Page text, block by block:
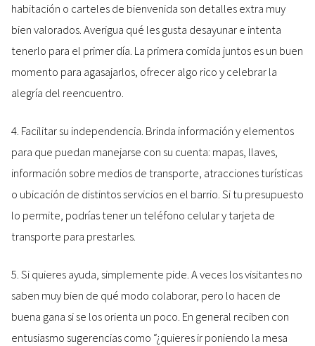
habitación o carteles de bienvenida son detalles extra muy
bien valorados. Averigua qué les gusta desayunar e intenta
tenerlo para el primer día. La primera comida juntos es un buen
momento para agasajarlos, ofrecer algo rico y celebrar la
alegría del reencuentro.
4. Facilitar su independencia. Brinda información y elementos
para que puedan manejarse con su cuenta: mapas, llaves,
información sobre medios de transporte, atracciones turísticas
o ubicación de distintos servicios en el barrio. Si tu presupuesto
lo permite, podrías tener un teléfono celular y tarjeta de
transporte para prestarles.
5. Si quieres ayuda, simplemente pide. A veces los visitantes no
saben muy bien de qué modo colaborar, pero lo hacen de
buena gana si se los orienta un poco. En general reciben con
entusiasmo sugerencias como “¿quieres ir poniendo la mesa